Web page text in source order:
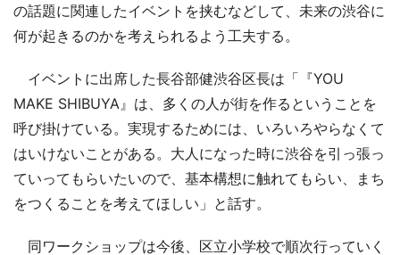
の話題に関連したイベントを挟むなどして、未来の渋谷に
何が起きるのかを考えられるよう工夫する。
イベントに出席した長谷部健渋谷区長は「『YOU
MAKE SHIBUYA』は、多くの人が街を作るということを
呼び掛けている。実現するためには、いろいろやらなくて
はいけないことがある。大人になった時に渋谷を引っ張っ
ていってもらいたいので、基本構想に触れてもらい、まち
をつくることを考えてほしい」と話す。
同ワークショップは今後、区立小学校で順次行っていく